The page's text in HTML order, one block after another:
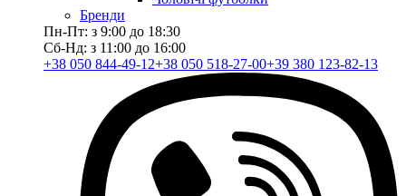
Бренди
Пн-Пт: з 9:00 до 18:30
Сб-Нд: з 11:00 до 16:00
+38 050 844-49-12+38 050 518-27-00+39 380 123-82-13